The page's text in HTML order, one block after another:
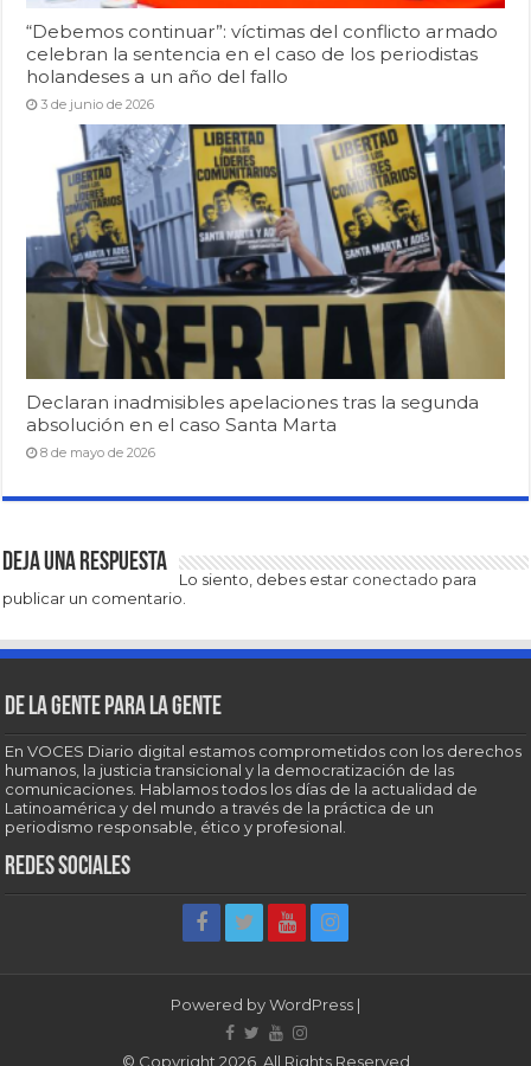
“Debemos continuar”: víctimas del conflicto armado
celebran la sentencia en el caso de los periodistas
holandeses a un año del fallo
3 de junio de 2026
Declaran inadmisibles apelaciones tras la segunda
absolución en el caso Santa Marta
8 de mayo de 2026
Deja una respuesta
Lo siento, debes estar conectado para
publicar un comentario.
De la gente para la gente
En VOCES Diario digital estamos comprometidos con los derechos
humanos, la justicia transicional y la democratización de las
comunicaciones. Hablamos todos los días de la actualidad de
Latinoamérica y del mundo a través de la práctica de un
periodismo responsable, ético y profesional.
Redes sociales
Powered byWordPress |
© Copyright 2026, All Rights Reserved